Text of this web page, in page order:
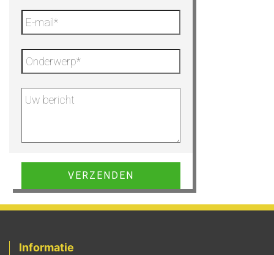
Gelieve dit veld leeg te laten.
Informatie